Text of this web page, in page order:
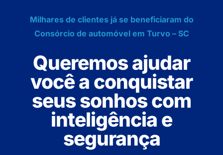
Milhares de clientes já se beneficiaram do
Consórcio de automóvel em Turvo – SC
Queremos ajudar
você a conquistar
seus sonhos com
inteligência e
segurança